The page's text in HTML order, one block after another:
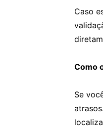
Caso
Como
Se